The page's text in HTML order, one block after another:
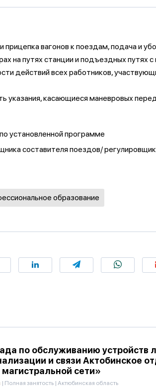
вагонов к поездам, подача и
на путях станции и подъездных путях
действий всех работников,
указания, касающиеся маневровых
установленной программе
составителя поездов/
образование
по обслуживанию
и связи Актобинское
сети»
| Полная занятость | Актюбинская область